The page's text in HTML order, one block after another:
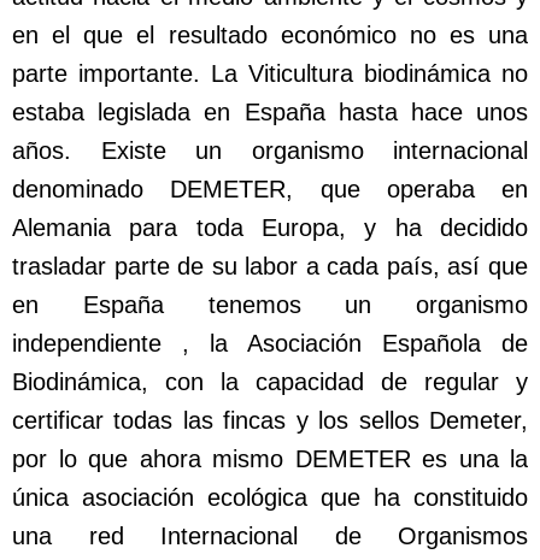
en el que el resultado económico no es una
parte importante. La Viticultura biodinámica no
estaba legislada en España hasta hace unos
años. Existe un organismo internacional
denominado DEMETER, que operaba en
Alemania para toda Europa, y ha decidido
trasladar parte de su labor a cada país, así que
en España tenemos un organismo
independiente , la Asociación Española de
Biodinámica, con la capacidad de regular y
certificar todas las fincas y los sellos Demeter,
por lo que ahora mismo DEMETER es una la
única asociación ecológica que ha constituido
una red Internacional de Organismos